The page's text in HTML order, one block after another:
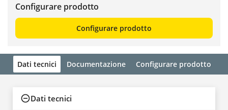
Configurare prodotto
Configurare prodotto
Dati tecnici Documentazione Configurare prodotto
Dati tecnici